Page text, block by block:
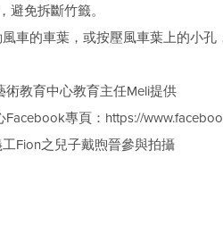
避免拆斷竹籤。
車的車葉，或按壓風車葉上的小孔
術教育中心教育主任Meli提供
專頁： https://
Fion之兒子戴煦晉參與拍攝